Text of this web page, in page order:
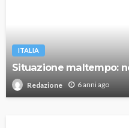
ITALIA
Situazione maltempo:
Redazione 6 anni ago